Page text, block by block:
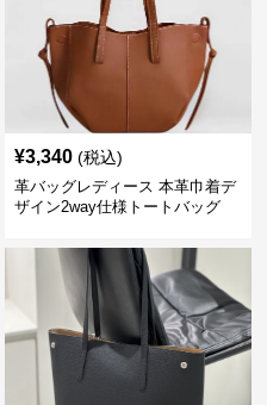
¥3,340 (税込)
革バッグレディース 本革巾着デ
ザイン2way仕様トートバッグ